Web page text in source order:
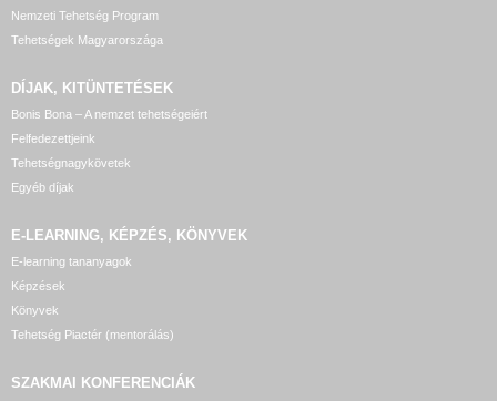
Nemzeti Tehetség Program
Tehetségek Magyarországa
DÍJAK, KITÜNTETÉSEK
Bonis Bona – A nemzet tehetségeiért
Felfedezettjeink
Tehetségnagykövetek
Egyéb díjak
E-LEARNING, KÉPZÉS, KÖNYVEK
E-learning tananyagok
Képzések
Könyvek
Tehetség Piactér (mentorálás)
SZAKMAI KONFERENCIÁK